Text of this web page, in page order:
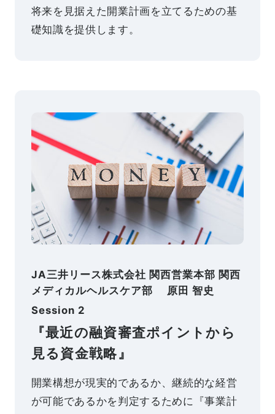
将来を見据えた開業計画を立てるための基
礎知識を提供します。
JA三井リース株式会社 関西営業本部 関西
メディカルヘルスケア部 原田 智史
Session 2
『最近の融資審査ポイントから
見る資金戦略』
開業構想が現実的であるか、継続的な経営
が可能であるかを判定するために『事業計